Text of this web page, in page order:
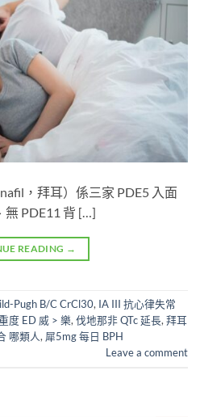
，拜耳）係三家 PDE5 入面
無 PDE11 背 […]
READING →
Pugh B/C CrCl30, IA III 抗心律失常
度 ED 威 > 樂, 伐地那非 QTc 延長, 拜耳
哪類人, 犀5mg 每日 BPH
Leave a comment